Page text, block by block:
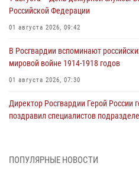
Российской Федерации
01 августа 2026, 09:42
В Росгвардии вспоминают
мировой войне 1914-1918 годов
01 августа 2026, 07:30
Директор Росгвардии Герой России
поздравил специалистов
ПОПУЛЯРНЫЕ НОВОСТИ